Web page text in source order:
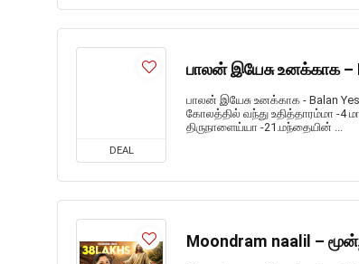
DEAL
பாலன் இயேசு உனக்காக –
பாலன் இயேசு உனக்காக - Balan
கோலத்தில் வந்து உதித்தாரம்மா -
திருநாளைய்யா -21.மந்தையின் ...
Moondram naalil –